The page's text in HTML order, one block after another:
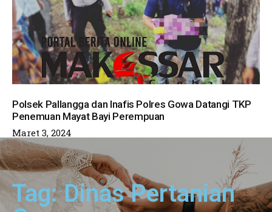
Polsek Pallangga dan Inafis Polres Gowa Datangi TKP
Penemuan Mayat Bayi Perempuan
Maret 3, 2024
Tag: Dinas Pertanian